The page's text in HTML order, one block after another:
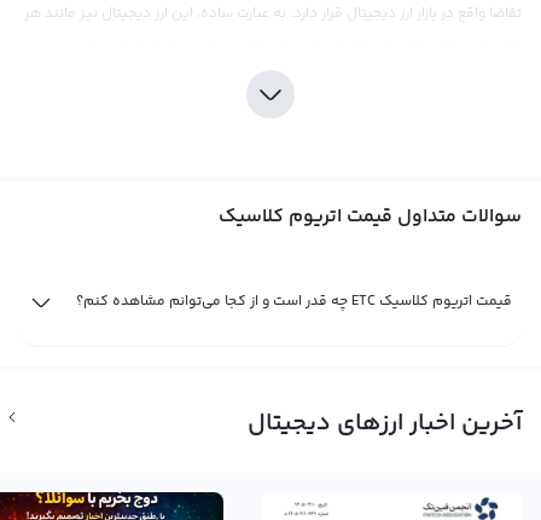
تقاضا واقع در بازار ارز دیجیتال قرار دارد. به عبارت ساده، این ارز دیجیتال نیز مانند هر
معاملات آن‌ها نهایتاً در قیمت اتریوم کلاسیک تعیین می‌شود. علاوه بر این، تمامی
اخبار، رویدادهای اقتصادی، سیاسی، اجتماعی و فاندامنتال نیز می‌تواند تأثیرگذاری
مانند دلار یا تومان نیز نمایش داده شود. همچنین، می‌توان قیمت این ارز دیجیتال را
معمول، قیمت اتریوم کلاسیک می‌تواند در صرافی‌های بین‌المللی به صورت تبادلی با
حال، با توجه به نوسانات و تفاوت‌های موجود، معمولاً قیمت اتریوم کلاسیک در هر
را در صرافی مدنظر خود بررسی کرده و عملکرد آن را با سایر صرافی‌های موجود
سوالات متداول قیمت اتریوم کلاسیک
قیمت اتریوم کلاسیک ETC چه قدر است و از کجا می‌توانم مشاهده کنم؟
آخرین اخبار ارزهای دیجیتال